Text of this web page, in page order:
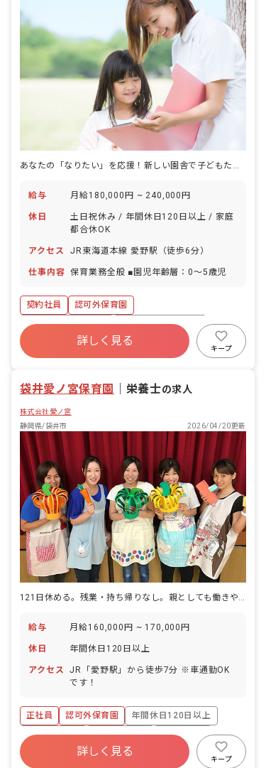
給与 月給180,000円 ~ 240,000円
休日
土日祝休み / 年間休日120日以上 / 家庭
都合休OK
アクセス JR東海道本線 愛野駅（徒歩6分）
仕事内容 保育業務全般 ■園児年齢層：0～5歳児
契約社員
認可外保育園
ボーナス・賞与あり
年間休日120日以上
寮・住宅・家賃補助あり
社会保険完備
車通勤可
詳しく見る
キープ
袋井愛ノ宮保育園 栄養士の求人
株式会社愛ノ宮
静岡県/袋井市
2026/04/20更新
給与 月給160,000円 ~ 170,000円
休日 年間休日120日以上
アクセス
JR「愛野駅」から徒歩7分 ※車通勤OK
です！
正社員 認可外保育園
年間休日120日以上
社会保険完備
福利厚生充実
残業少なめ
低離職率
駅近5分以内
詳しく見る
キープ